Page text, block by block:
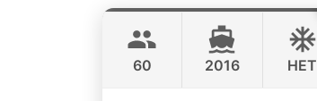
CUSTOM BUILD 72FT
60 2016 НЕТ